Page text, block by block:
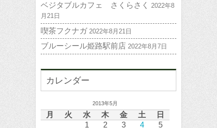
ベジタブルカフェ さくらさく
2022年8
月21日
喫茶フクナガ 2022年8月21日
ブルーシール姫路駅前店 2022年8月7日
カレンダー
2013年5月
月 火 水 木 金 土 日
1 2 3 4
5